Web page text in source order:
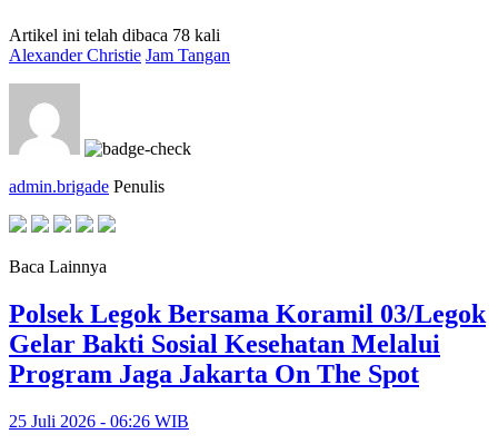
Artikel ini telah dibaca 78 kali
Alexander Christie Jam Tangan
admin.brigade Penulis
Baca Lainnya
Polsek Legok Bersama Koramil 03/Legok
Gelar Bakti Sosial Kesehatan Melalui
Program Jaga Jakarta On The Spot
25 Juli 2026 - 06:26 WIB